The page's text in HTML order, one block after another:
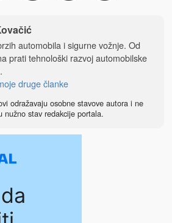
automobila i sigurne vožnje. Od
prati tehnološki razvoj automobilske
druge članke
odražavaju osobne stavove autora i ne
nužno stav redakcije portala.